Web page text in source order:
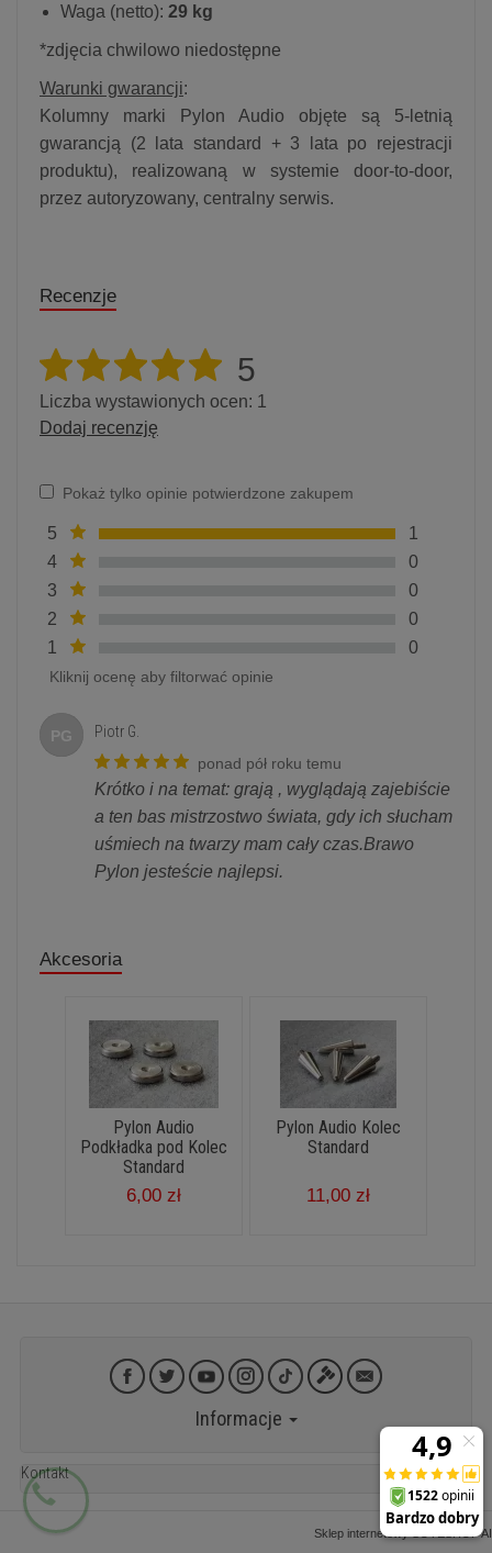
Waga (netto): 29 kg
*zdjęcia chwilowo niedostępne
Warunki gwarancji:
Kolumny marki Pylon Audio objęte są 5-letnią
gwarancją (2 lata standard + 3 lata po rejestracji
produktu), realizowaną w systemie door-to-door,
przez autoryzowany, centralny serwis.
Recenzje
5
Liczba wystawionych ocen: 1
Dodaj recenzję
Pokaż tylko opinie potwierdzone zakupem
5
1
4
0
3
0
2
0
1
0
Kliknij ocenę aby filtorwać opinie
PG Piotr G.
ponad pół roku temu
Krótko i na temat: grają , wyglądają zajebiście
a ten bas mistrzostwo świata, gdy ich słucham
uśmiech na twarzy mam cały czas.Brawo
Pylon jesteście najlepsi.
Akcesoria
Pylon Audio
Podkładka pod Kolec
Standard
6,00 zł
Pylon Audio Kolec
Standard
11,00 zł
Informacje
Kontakt
Sklep internetowy SOTESHOP AI